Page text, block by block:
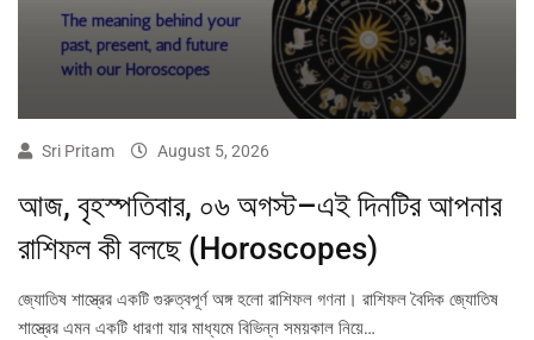
Sri Pritam August 5, 2026
আজ, বৃহস্পতিবার, ০৬ অগস্ট–এই দিনটির আপনার
রাশিফল কী বলছে (Horoscopes)
জ্যোতিষ শাস্ত্রের একটি গুরুত্বপূর্ণ অঙ্গ হলো রাশিফল গণনা। রাশিফল বৈদিক জ্যোতিষ
শাস্ত্রের এমন একটি ধারণা যার মাধ্যমে বিভিন্ন সময়কাল নিয়ে…